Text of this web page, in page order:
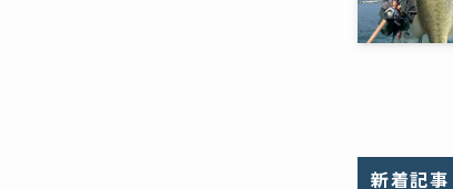
新着記事